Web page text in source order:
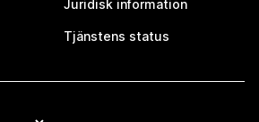
Juridisk information
Tjänstens status